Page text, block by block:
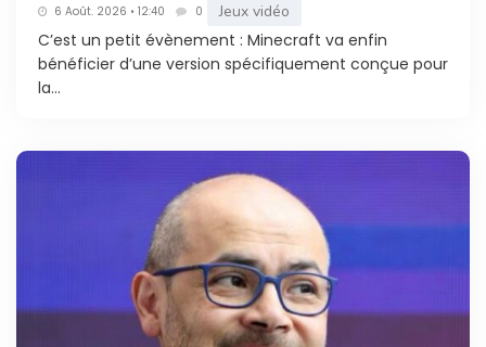
6 Août. 2026 • 12:40 0 Jeux vidéo
C’est un petit évènement : Minecraft va enfin
bénéficier d’une version spécifiquement conçue pour
la...